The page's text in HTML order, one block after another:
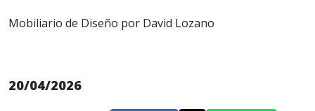
Mobiliario de Diseño por David Lozano
20/04/2026